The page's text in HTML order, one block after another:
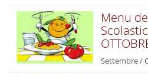
Menu
Settembre /